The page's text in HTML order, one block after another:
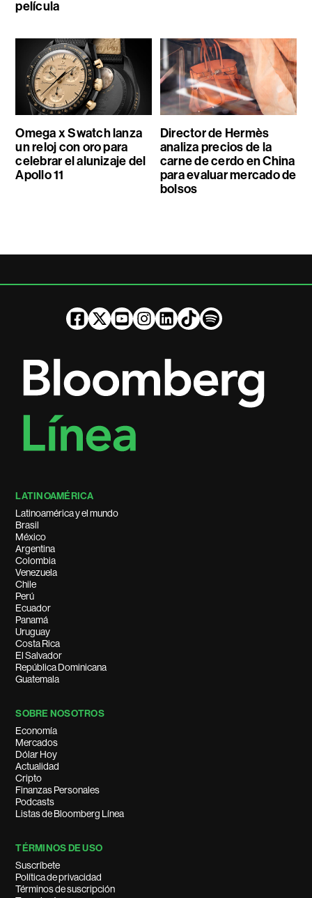
película
Omega x Swatch lanza
un reloj con oro para
celebrar el alunizaje del
Apollo 11
Director de Hermès
analiza precios de la
carne de cerdo en China
para evaluar mercado de
bolsos
LATINOAMÉRICA
Latinoamérica y el mundo
Brasil
México
Argentina
Colombia
Venezuela
Chile
Perú
Ecuador
Panamá
Uruguay
Costa Rica
El Salvador
República Dominicana
Guatemala
SOBRE NOSOTROS
Economía
Mercados
Dólar Hoy
Actualidad
Cripto
Finanzas Personales
Podcasts
Listas de Bloomberg Línea
TÉRMINOS DE USO
Suscríbete
Política de privacidad
Términos de suscripción